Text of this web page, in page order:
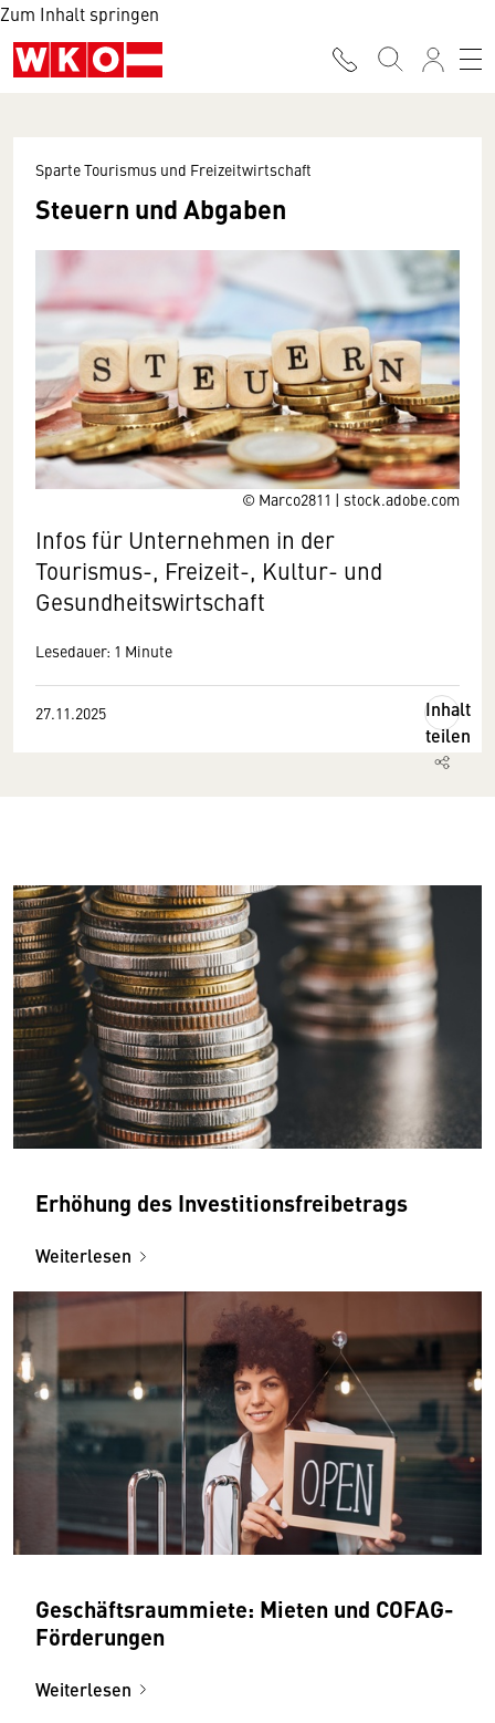
Zum Inhalt springen
© Marco2811 | stock.adobe.com
Sparte Tourismus und Freizeitwirtschaft
Steuern und Abgaben
Infos für Unternehmen in der
Tourismus-, Freizeit-, Kultur- und
Gesundheitswirtschaft
Lesedauer: 1 Minute
27.11.2025
Inhalt
teilen
Erhöhung des Investitionsfreibetrags
Weiterlesen
Geschäftsraummiete: Mieten und COFAG-
Förderungen
Weiterlesen